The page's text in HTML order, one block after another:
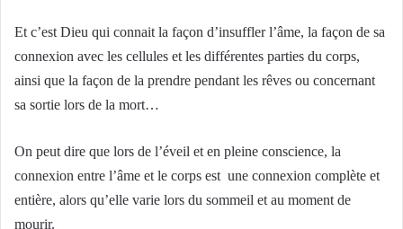
Et c’est Dieu qui connait la façon d’insuffler l’âme, la façon de sa
connexion avec les cellules et les différentes parties du corps,
ainsi que la façon de la prendre pendant les rêves ou concernant
sa sortie lors de la mort…
On peut dire que lors de l’éveil et en pleine conscience, la
connexion entre l’âme et le corps est une connexion complète et
entière, alors qu’elle varie lors du sommeil et au moment de
mourir.